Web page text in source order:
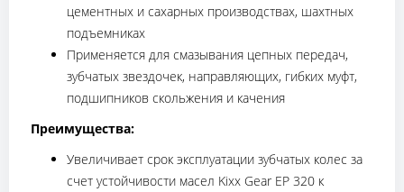
цементных и сахарных производствах, шахтных
подъемниках
Применяется для смазывания цепных передач,
зубчатых звездочек, направляющих, гибких муфт,
подшипников скольжения и качения
Преимущества:
Увеличивает срок эксплуатации зубчатых колес за
счет устойчивости масел Kixx Gear EP 320 к